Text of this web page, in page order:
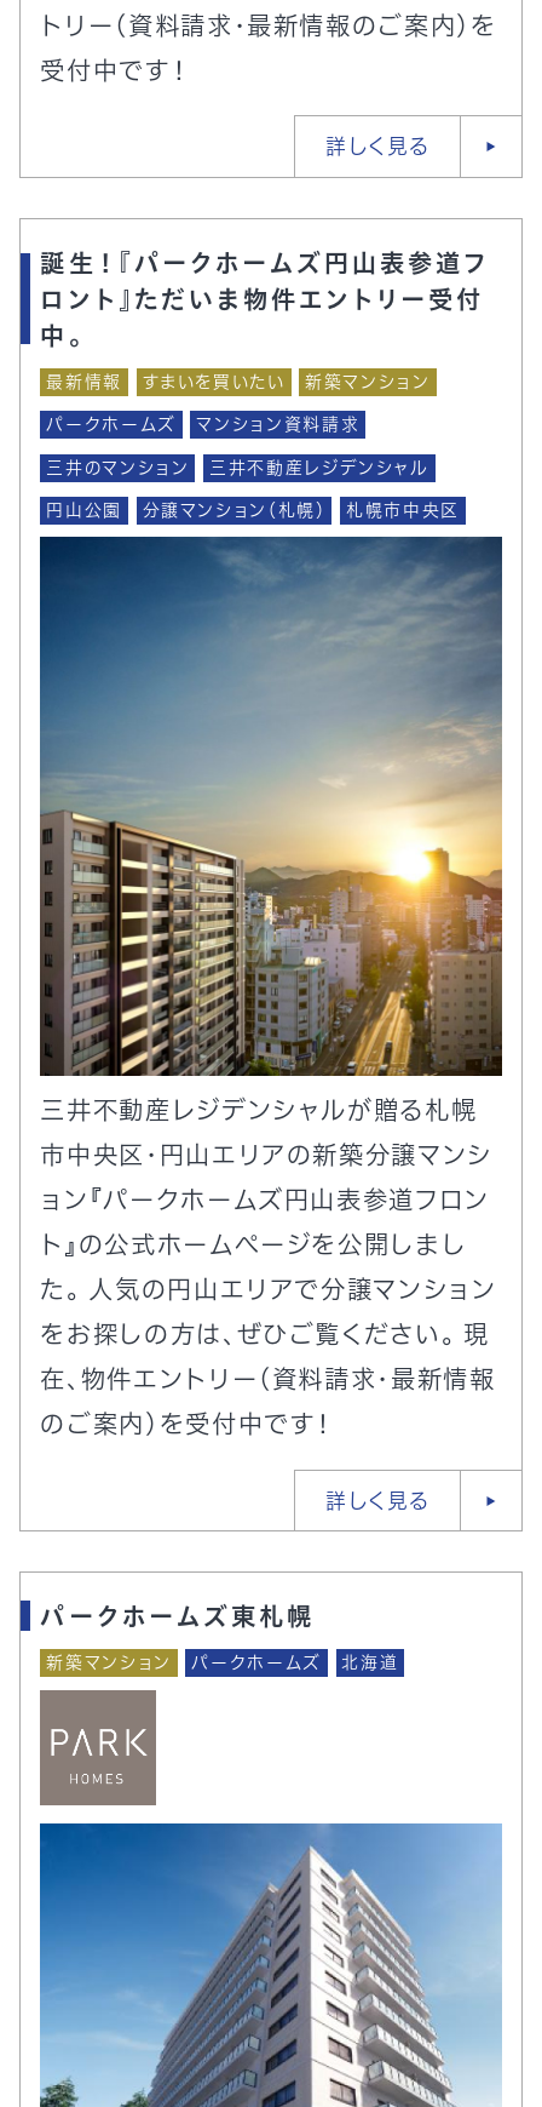
トリー（資料請求・最新情報のご案内）を
受付中です！
詳しく見る
誕生！『パークホームズ円山表参道フ
ロント』ただいま物件エントリー受付
中。
最新情報 すまいを買いたい
新築マンション
パークホームズ
マンション資料請求
三井のマンション
三井不動産レジデンシャル
円山公園
分譲マンション（札幌） 札幌市中央区
三井不動産レジデンシャルが贈る札幌
市中央区・円山エリアの新築分譲マンシ
ョン『パークホームズ円山表参道フロン
ト』の公式ホームページを公開しまし
た。 人気の円山エリアで分譲マンション
をお探しの方は、ぜひご覧ください。 現
在、物件エントリー（資料請求・最新情報
のご案内）を受付中です！
詳しく見る
パークホームズ東札幌
新築マンション パークホームズ 北海道